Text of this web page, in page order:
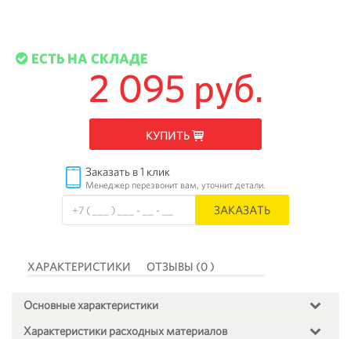
ЕСТЬ НА СКЛАДЕ
2 095 руб.
КУПИТЬ
Заказать в 1 клик
Менеджер перезвонит вам, уточнит детали.
ЗАКАЗАТЬ
ХАРАКТЕРИСТИКИ ОТЗЫВЫ (0 )
Основные характеристики
Характеристики расходных материалов